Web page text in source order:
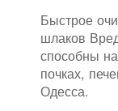
Быстрое
шлаков
способны
почках,
Одесса.